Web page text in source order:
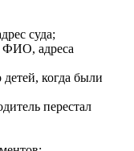
суда;
ФИО, адреса
детей, когда были
перестал